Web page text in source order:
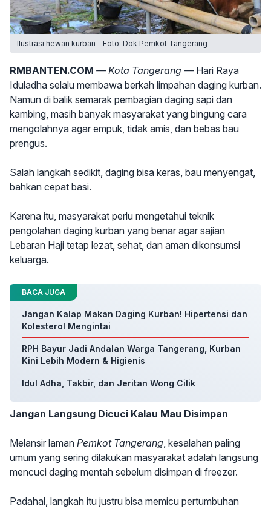
Ilustrasi hewan kurban - Foto: Dok Pemkot Tangerang -
RMBANTEN.COM — Kota Tangerang —Hari Raya
Iduladha selalu membawa berkah limpahan daging kurban.
Namun di balik semarak pembagian daging sapi dan
kambing, masih banyak masyarakat yang bingung cara
mengolahnya agar empuk, tidak amis, dan bebas bau
prengus.
Salah langkah sedikit, daging bisa keras, bau menyengat,
bahkan cepat basi.
Karena itu, masyarakat perlu mengetahui teknik
pengolahan daging kurban yang benar agar sajian
Lebaran Haji tetap lezat, sehat, dan aman dikonsumsi
keluarga.
BACA JUGA
Jangan Kalap Makan Daging Kurban! Hipertensi dan
Kolesterol Mengintai
RPH Bayur Jadi Andalan Warga Tangerang, Kurban
Kini Lebih Modern & Higienis
Idul Adha, Takbir, dan Jeritan Wong Cilik
Jangan Langsung Dicuci Kalau Mau Disimpan
Melansir laman Pemkot Tangerang, kesalahan paling
umum yang sering dilakukan masyarakat adalah langsung
mencuci daging mentah sebelum disimpan di freezer.
Padahal, langkah itu justru bisa memicu pertumbuhan